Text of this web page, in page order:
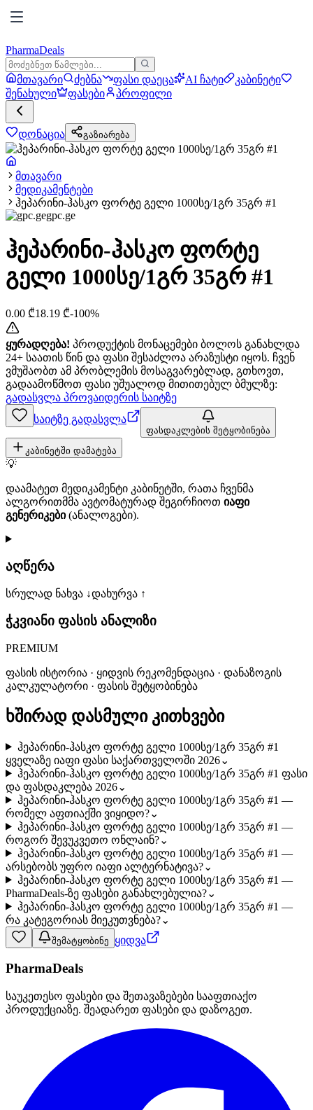
PharmaDeals
მთავარი ძებნა ფასი დაეცა AI ჩატი
კაბინეტი
შენახული
ფასები პროფილი
დონაცია გაზიარება
მთავარი
მედიკამენტები
ჰეპარინი-ჰასკო ფორტე გელი 1000სე/1გრ 35გრ #1
gpc.ge
ჰეპარინი-ჰასკო ფორტე
გელი 1000სე/1გრ 35გრ #1
0.00 ₾18.19 ₾-100%
ყურადღება! პროდუქტის მონაცემები ბოლოს განახლდა
24+ საათის წინ და ფასი შესაძლოა არაზუსტი იყოს. ჩვენ
ვმუშაობთ ამ პრობლემის მოსაგვარებლად, გთხოვთ,
გადაამოწმოთ ფასი უშუალოდ მითითებულ ბმულზე:
გადასვლა პროვაიდერის საიტზე
საიტზე გადასვლა
ფასდაკლების შეტყობინება
კაბინეტში დამატება
💡
დაამატეთ მედიკამენტი კაბინეტში, რათა ჩვენმა
ალგორითმმა ავტომატურად შეგირჩიოთ იაფი
გენერიკები(ანალოგები).
აღწერა
სრულად ნახვა ↓დახურვა ↑
ჭკვიანი ფასის ანალიზი
PREMIUM
ფასის ისტორია · ყიდვის რეკომენდაცია · დანაზოგის
კალკულატორი · ფასის შეტყობინება
ხშირად დასმული კითხვები
ჰეპარინი-ჰასკო ფორტე გელი 1000სე/1გრ 35გრ #1
ყველაზე იაფი ფასი საქართველოში 2026⌄
ჰეპარინი-ჰასკო ფორტე გელი 1000სე/1გრ 35გრ #1 ფასი
და ფასდაკლება 2026⌄
ჰეპარინი-ჰასკო ფორტე გელი 1000სე/1გრ 35გრ #1 —
რომელ აფთიაქში ვიყიდო?⌄
ჰეპარინი-ჰასკო ფორტე გელი 1000სე/1გრ 35გრ #1 —
როგორ შევუკვეთო ონლაინ?⌄
ჰეპარინი-ჰასკო ფორტე გელი 1000სე/1გრ 35გრ #1 —
არსებობს უფრო იაფი ალტერნატივა?⌄
ჰეპარინი-ჰასკო ფორტე გელი 1000სე/1გრ 35გრ #1 —
PharmaDeals-ზე ფასები განახლებულია?⌄
ჰეპარინი-ჰასკო ფორტე გელი 1000სე/1გრ 35გრ #1 —
რა კატეგორიას მიეკუთვნება?⌄
შემატყობინე ყიდვა
PharmaDeals
საუკეთესო ფასები და შეთავაზებები სააფთიაქო
პროდუქციაზე. შეადარეთ ფასები და დაზოგეთ.